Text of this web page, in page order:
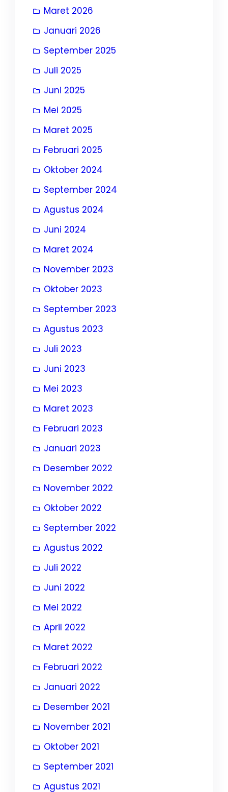
Maret 2026
Januari 2026
September 2025
Juli 2025
Juni 2025
Mei 2025
Maret 2025
Februari 2025
Oktober 2024
September 2024
Agustus 2024
Juni 2024
Maret 2024
November 2023
Oktober 2023
September 2023
Agustus 2023
Juli 2023
Juni 2023
Mei 2023
Maret 2023
Februari 2023
Januari 2023
Desember 2022
November 2022
Oktober 2022
September 2022
Agustus 2022
Juli 2022
Juni 2022
Mei 2022
April 2022
Maret 2022
Februari 2022
Januari 2022
Desember 2021
November 2021
Oktober 2021
September 2021
Agustus 2021